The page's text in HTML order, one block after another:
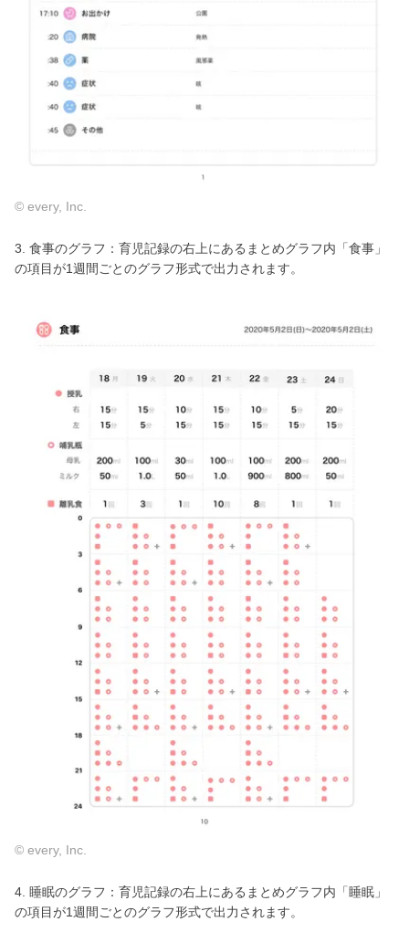
© every, Inc.
3. 食事のグラフ：育児記録の右上にあるまとめグラフ内「食事」
の項目が1週間ごとのグラフ形式で出力されます。
© every, Inc.
4. 睡眠のグラフ：育児記録の右上にあるまとめグラフ内「睡眠」
の項目が1週間ごとのグラフ形式で出力されます。